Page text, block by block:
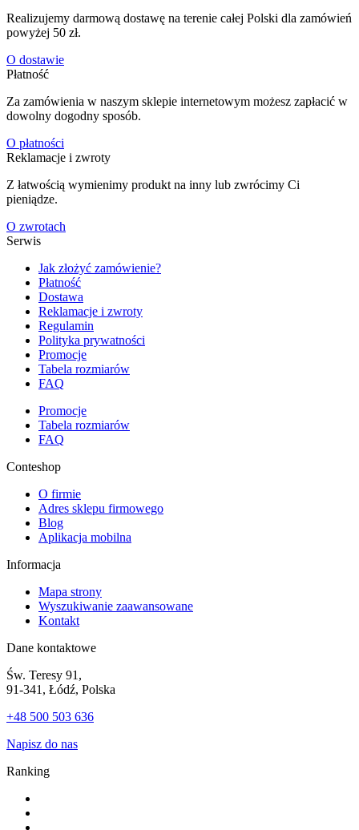
Realizujemy darmową dostawę na terenie całej Polski dla zamówień
powyżej 50 zł.
O dostawie
Płatność
Za zamówienia w naszym sklepie internetowym możesz zapłacić w
dowolny dogodny sposób.
O płatności
Reklamacje i zwroty
Z łatwością wymienimy produkt na inny lub zwrócimy Ci
pieniądze.
O zwrotach
Serwis
Jak złożyć zamówienie?
Płatność
Dostawa
Reklamacje i zwroty
Regulamin
Polityka prywatności
Promocje
Tabela rozmiarów
FAQ
Promocje
Tabela rozmiarów
FAQ
Conteshop
O firmie
Adres sklepu firmowego
Blog
Aplikacja mobilna
Informacja
Mapa strony
Wyszukiwanie zaawansowane
Kontakt
Dane kontaktowe
Św. Teresy 91,
91-341, Łódź, Polska
+48 500 503 636
Napisz do nas
Ranking